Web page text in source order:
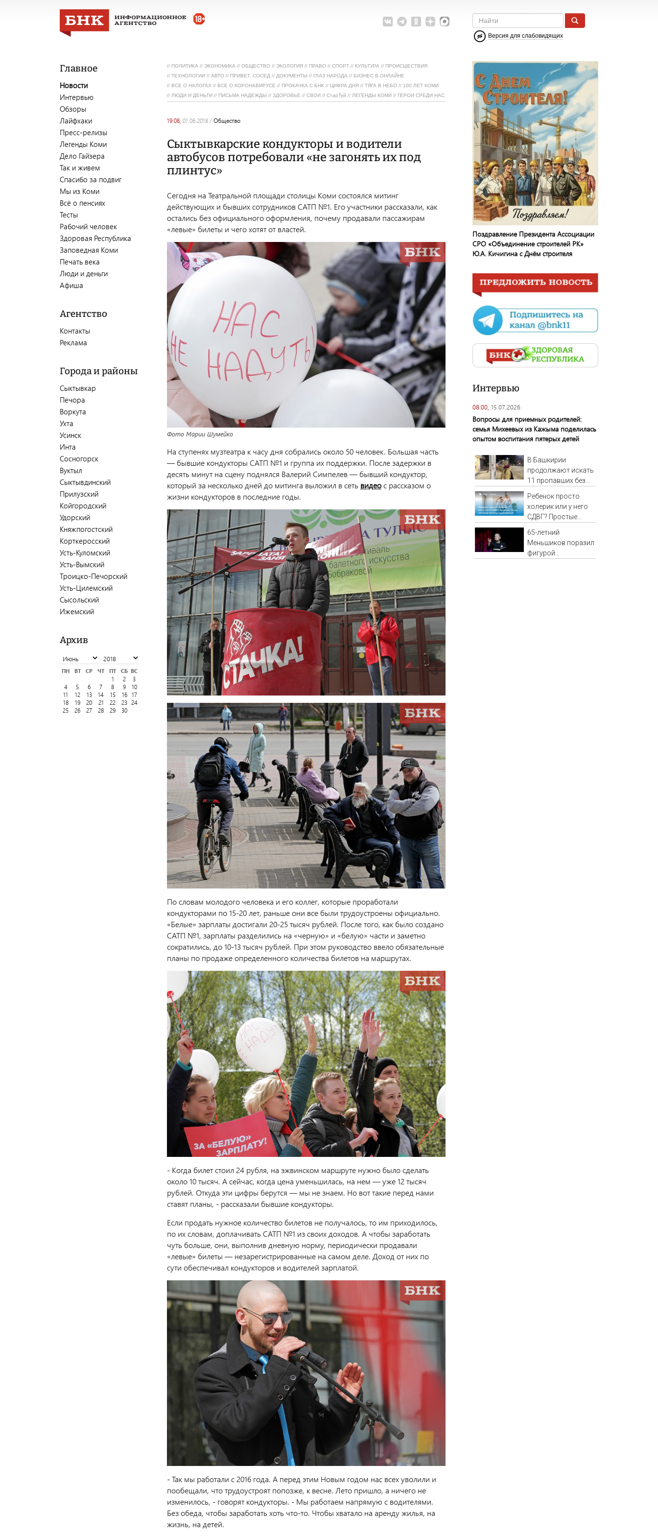
Версия для слабовидящих
Главное
Новости
Интервью
Обзоры
Лайфхаки
Пресс-релизы
Легенды Коми
Дело Гайзера
Так и живем
Спасибо за подвиг
Мы из Коми
Всё о пенсиях
Тесты
Рабочий человек
Здоровая Республика
Заповедная Коми
Печать века
Люди и деньги
Афиша
Агентство
Контакты
Реклама
Города и районы
Сыктывкар
Печора
Воркута
Ухта
Усинск
Инта
Сосногорск
Вуктыл
Сыктывдинский
Прилузский
Койгородский
Удорский
Княжпогостский
Корткеросский
Усть-Куломский
Усть-Вымский
Троицко-Печорский
Усть-Цилемский
Сысольский
Ижемский
Архив
ПН ВТ СР ЧТ ПТ СБ ВС
1
2
3
4
5 6 7 8 9
10
11
12 13 14 15 16
17
18
19 20 21 22 23 24
25
26 27 28 29 30
// ПОЛИТИКА // ЭКОНОМИКА // ОБЩЕСТВО // ЭКОЛОГИЯ // ПРАВО // СПОРТ // КУЛЬТУРА // ПРОИСШЕСТВИЯ
// ТЕХНОЛОГИИ // АВТО // ПРИВЕТ, СОСЕД // ДОКУМЕНТЫ // ГЛАЗ НАРОДА // БИЗНЕС В ОНЛАЙНЕ
// ВСЕ О НАЛОГАХ // ВСЕ О КОРОНАВИРУСЕ // ПРОКАЧКА С БНК // ЦИФРА ДНЯ // ТЯГА В НЕБО // 100 ЛЕТ КОМИ
// ЛЮДИ И ДЕНЬГИ // ПИСЬМА НАДЕЖДЫ // ЗДОРОВЬЕ // СВОИ // СтарТуй // ЛЕГЕНДЫ КОМИ // ГЕРОИ СРЕДИ НАС
19:08, 01.06.2018 / общество
Сыктывкарские кондукторы и водители
автобусов потребовали «не загонять их под
плинтус»
Сегодня на Театральной площади столицы Коми состоялся митинг
действующих и бывших сотрудников САТП №1. Его участники рассказали, как
остались без официального оформления, почему продавали пассажирам
«левые» билеты и чего хотят от властей.
Фото Марии Шумейко
На ступенях музтеатра к часу дня собрались около 50 человек. Большая часть
— бывшие кондукторы САТП №1 и группа их поддержки. После задержки в
десять минут на сцену поднялся Валерий Симпелев — бывший кондуктор,
который за несколько дней до митинга выложил в сеть видеос рассказом о
жизни кондукторов в последние годы.
По словам молодого человека и его коллег, которые проработали
кондукторами по 15-20 лет, раньше они все были трудоустроены официально.
«Белые» зарплаты достигали 20-25 тысяч рублей. После того, как было создано
САТП №1, зарплаты разделились на «черную» и «белую» части и заметно
сократились, до 10-13 тысяч рублей. При этом руководство ввело обязательные
планы по продаже определенного количества билетов на маршрутах.
- Когда билет стоил 24 рубля, на эжвинском маршруте нужно было сделать
около 10 тысяч. А сейчас, когда цена уменьшилась, на нем — уже 12 тысяч
рублей. Откуда эти цифры берутся — мы не знаем. Но вот такие перед нами
ставят планы, - рассказали бывшие кондукторы.
Если продать нужное количество билетов не получалось, то им приходилось,
по их словам, доплачивать САТП №1 из своих доходов. А чтобы заработать
чуть больше, они, выполнив дневную норму, периодически продавали
«левые» билеты — незарегистрированные на самом деле. Доход от них по
сути обеспечивал кондукторов и водителей зарплатой.
- Так мы работали с 2016 года. А перед этим Новым годом нас всех уволили и
пообещали, что трудоустроят попозже, к весне. Лето пришло, а ничего не
изменилось, - говорят кондукторы. - Мы работаем напрямую с водителями.
Без обеда, чтобы заработать хоть что-то. Чтобы хватало на аренду жилья, на
жизнь, на детей.
Поздравление Президента Ассоциации
СРО «Объединение строителей РК»
Ю.А. Кичигина с Днём строителя
Интервью
08:00, 15.07.2026
Вопросы для приемных родителей:
семья Михеевых из Кажыма поделилась
опытом воспитания пятерых детей
В Башкирии
продолжают искать
11 пропавших без
Ребенок просто
холерик или у него
СДВГ? Простые
помогут
разобраться
65-летний
Меньшиков поразил
фигурой